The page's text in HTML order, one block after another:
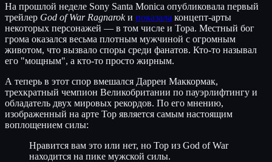
На прошлой неделе Sony Santa Monica опубликовала первый
трейлер God of War Ragnarokи показала концепт-арты
некоторых персонажей — в том числе и Тора. Местный бог
грома оказался весьма плотным мужчиной с огромным
животом, что вызвало споры среди фанатов. Кто-то называл
его "мощным", а кто-то просто жирным.
А теперь в этот спор вмешался Даррен Маккормак,
трехкратный чемпион Великобритании по пауэрлифтингу и
обладатель двух мировых рекордов. По его мнению,
изображенный на арте Тор является самым настоящим
воплощением силы:
Нравится вам это или нет, но Тор из God of War
находится на пике мужской силы.